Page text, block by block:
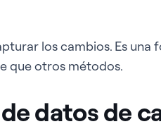
los cambios. Es una
que otros métodos.
datos de